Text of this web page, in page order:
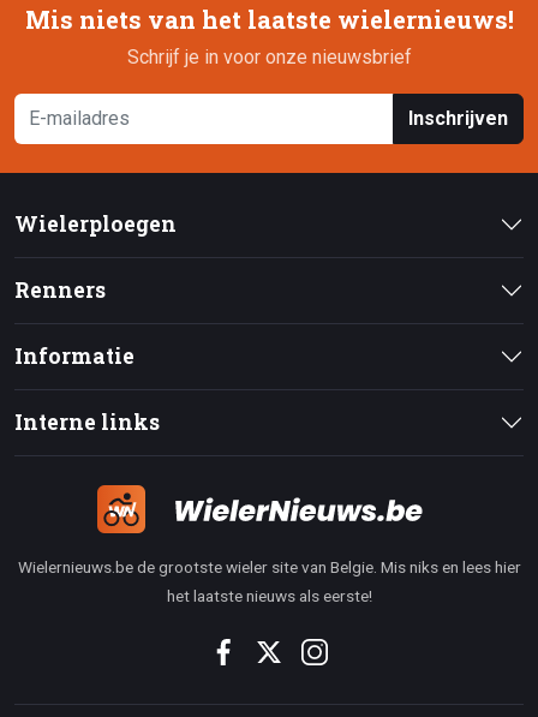
Mis niets van het laatste wielernieuws!
Schrijf je in voor onze nieuwsbrief
Inschrijven
Wielerploegen
Renners
Informatie
Interne links
Wielernieuws.be de grootste wieler site van Belgie. Mis niks en lees hier
het laatste nieuws als eerste!